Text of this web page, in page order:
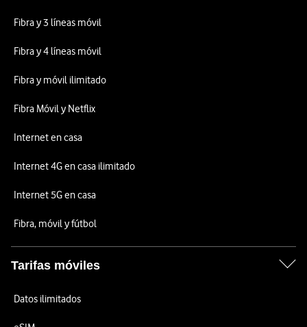
Fibra y 3 líneas móvil
Fibra y 4 líneas móvil
Fibra y móvil ilimitado
Fibra Móvil y Netflix
Internet en casa
Internet 4G en casa ilimitado
Internet 5G en casa
Fibra, móvil y fútbol
Tarifas móviles
Datos ilimitados